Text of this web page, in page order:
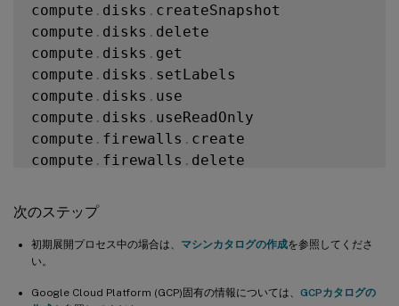
compute . disks . createSnapshot
compute . disks . delete
compute . disks . get
compute . disks . setLabels
compute . disks . use
compute . disks . useReadOnly
compute . firewalls . create
compute . firewalls . delete
.
compute
compute.images.delete
compute
compute. images.list
次のステップ
初期展開プロセス中の場合は、 マシンカタログの作成を参照してくださ
い。
Google Cloud Platform (GCP)固有の情報については、 GCPカタログの